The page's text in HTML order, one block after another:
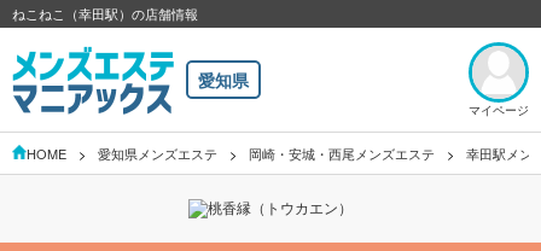
ねこねこ（幸田駅）の店舗情報
愛知県
マイページ
HOME 愛知県メンズエステ 岡崎・安城・西尾メンズエステ 幸田駅メン